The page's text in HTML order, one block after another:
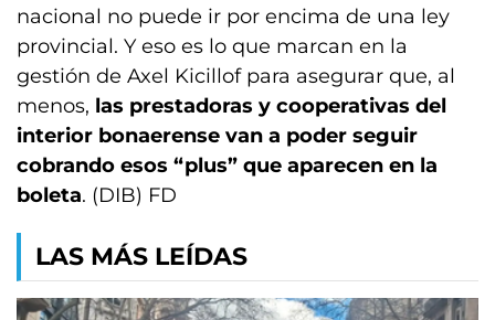
nacional no puede ir por encima de una ley
provincial. Y eso es lo que marcan en la
gestión de Axel Kicillof para asegurar que, al
menos, las prestadoras y cooperativas del
interior bonaerense van a poder seguir
cobrando esos “plus” que aparecen en la
boleta. (DIB) FD
LAS MÁS LEÍDAS